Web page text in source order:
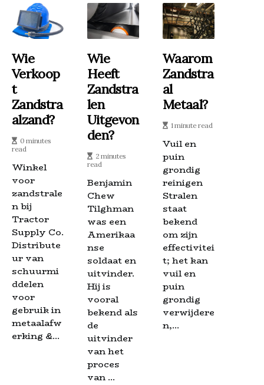
Wie
Verkoop
T
Zandstra
Alzand?
0 minutes
read
Winkel
voor
zandstrale
n bij
Tractor
Supply Co.
Distribute
ur van
schuurmi
ddelen
voor
gebruik in
metaalafw
erking &...
Wie
Heeft
Zandstra
Len
Uitgevon
Den?
2 minutes
read
Benjamin
Chew
Tilghman
was een
Amerikaa
nse
soldaat en
uitvinder.
Hij is
vooral
bekend als
de
uitvinder
van het
proces
van ...
Waarom
Zandstra
Al
Metaal?
1 minute read
Vuil en
puin
grondig
reinigen
Stralen
staat
bekend
om zijn
effectivitei
t; het kan
vuil en
puin
grondig
verwijdere
n,...